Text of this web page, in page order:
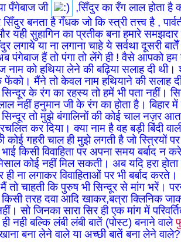
पँगेबाज जी
,सिँदुर का रँग लाल होता
बनता है गँधक जो कि स्त्री तत्त्व है ,
यही सुहागिन का प्रतीक बना हमारे
लगाये या ना लगाना चाहे ये सर्वथा दूसरी
पंगेबाज हैं तो पंगा तो लेंगे ही ! वैसे आपको
नाम को हथिया लेने की बढ़िया सलाह दी
मैंने तो केवल नाम हथियाने की सलाह
के रंग का रहस्य तो हमें भी पता नहीं।
नहीं हनुमान जी के रंग का होता है।
तो मुझे बंगालिनों की कोई चाल नज़र
कर दिया। क्या नाम है वह बड़ी बिंदी
कोई गहरी चाल ही मुझे लगती है जो स्त्रियों
किसी विवाहिता पर अपना समय बर्बाद न
कोई नहीं मिल सकती। अब यदि हरा
ही ना लगाकर विवाहिताओं पर भी बर्बाद करते।
तो चाहती कि पुरुष भी सिन्दूर से मांग
तरह दवा आदि खाकर,बत्रा क्लिनिक
सो जिनका सारा सिर ही एक मांग में
नही बल्कि लंबी लंबी बातें (पोस्ट) बनाने वाले
बना लेने वाले या अच्छी बातें बना लेने